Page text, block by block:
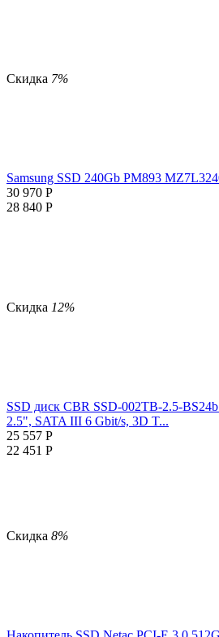
Скидка 7%
Samsung SSD 240Gb PM893
30 970 Р
28 840 Р
Скидка 12%
SSD диск CBR SSD-002TB-2.5-
2.5", SATA III 6 Gbit/s, 3D T...
25 557 Р
22 451 Р
Скидка 8%